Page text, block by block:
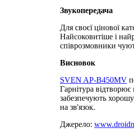
Звукопередача
Для своєї цінової
Найсоковитіше і
співрозмовники
Висновок
SVEN AP-B450MV
Гарнітура
забезпечують
на зв'язок.
Джерело: